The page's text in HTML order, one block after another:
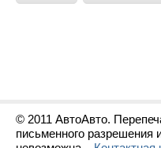
© 2011 АвтоАвто.
письменного разрешения